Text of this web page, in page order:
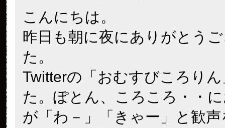
こんにちは。
昨日も朝に夜にありがとう
た。
Twitterの「おむすびころり
た。ぽとん、ころころ・・
が「わ－」「きゃー」と歓